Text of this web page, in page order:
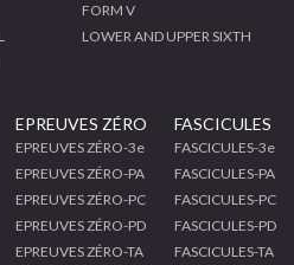
FORM V
LOWER AND UPPER SIXTH
EPREUVES ZÉRO
EPREUVES ZÉRO-3e
EPREUVES ZÉRO-PA
EPREUVES ZÉRO-PC
EPREUVES ZÉRO-PD
EPREUVES ZÉRO-TA
FASCICULES
FASCICULES-3e
FASCICULES-PA
FASCICULES-PC
FASCICULES-PD
FASCICULES-TA